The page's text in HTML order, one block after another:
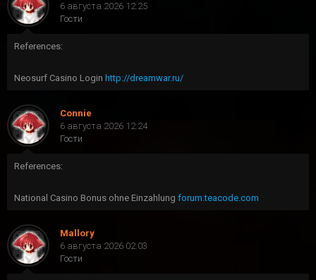
6 августа 2026 12:25
Гости
References:
Neosurf Casino Login http://dreamwar.ru/
Connie
6 августа 2026 12:24
Гости
References:
National Casino Bonus ohne Einzahlung forum.teacode.com
Mallory
6 августа 2026 02:03
Гости